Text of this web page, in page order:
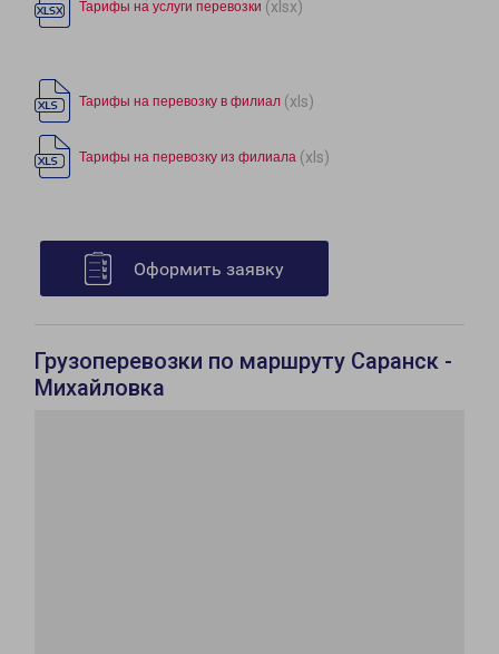
Тарифы на услуги перевозки (xlsx)
Тарифы на перевозку в филиал (xls)
Тарифы на перевозку из филиала (xls)
Оформить заявку
Грузоперевозки по маршруту Саранск -
Михайловка